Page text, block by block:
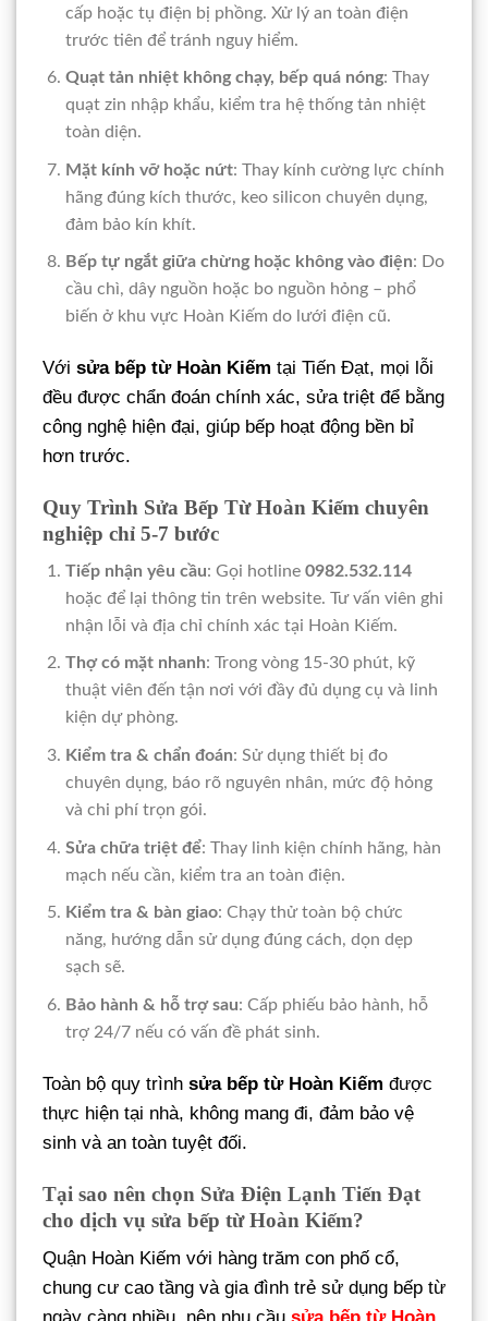
cấp hoặc tụ điện bị phồng. Xử lý an toàn điện
trước tiên để tránh nguy hiểm.
Quạt tản nhiệt không chạy, bếp quá nóng: Thay
quạt zin nhập khẩu, kiểm tra hệ thống tản nhiệt
toàn diện.
Mặt kính vỡ hoặc nứt: Thay kính cường lực chính
hãng đúng kích thước, keo silicon chuyên dụng,
đảm bảo kín khít.
Bếp tự ngắt giữa chừng hoặc không vào điện: Do
cầu chì, dây nguồn hoặc bo nguồn hỏng – phổ
biến ở khu vực Hoàn Kiếm do lưới điện cũ.
Với sửa bếp từ Hoàn Kiếm tại Tiến Đạt, mọi lỗi
đều được chẩn đoán chính xác, sửa triệt để bằng
công nghệ hiện đại, giúp bếp hoạt động bền bỉ
hơn trước.
Quy Trình Sửa Bếp Từ Hoàn Kiếm chuyên
nghiệp chỉ 5-7 bước
Tiếp nhận yêu cầu: Gọi hotline 0982.532.114
hoặc để lại thông tin trên website. Tư vấn viên ghi
nhận lỗi và địa chỉ chính xác tại Hoàn Kiếm.
Thợ có mặt nhanh: Trong vòng 15-30 phút, kỹ
thuật viên đến tận nơi với đầy đủ dụng cụ và linh
kiện dự phòng.
Kiểm tra & chẩn đoán: Sử dụng thiết bị đo
chuyên dụng, báo rõ nguyên nhân, mức độ hỏng
và chi phí trọn gói.
Sửa chữa triệt để: Thay linh kiện chính hãng, hàn
mạch nếu cần, kiểm tra an toàn điện.
Kiểm tra & bàn giao: Chạy thử toàn bộ chức
năng, hướng dẫn sử dụng đúng cách, dọn dẹp
sạch sẽ.
Bảo hành & hỗ trợ sau: Cấp phiếu bảo hành, hỗ
trợ 24/7 nếu có vấn đề phát sinh.
Toàn bộ quy trình sửa bếp từ Hoàn Kiếm được
thực hiện tại nhà, không mang đi, đảm bảo vệ
sinh và an toàn tuyệt đối.
Tại sao nên chọn Sửa Điện Lạnh Tiến Đạt
cho dịch vụ sửa bếp từ Hoàn Kiếm?
Quận Hoàn Kiếm với hàng trăm con phố cổ,
chung cư cao tầng và gia đình trẻ sử dụng bếp từ